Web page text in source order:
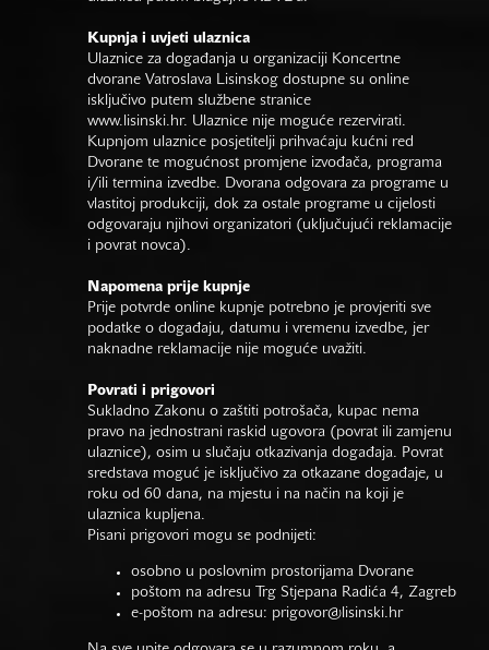
Kupnja i uvjeti ulaznica
Ulaznice za događanja u organizaciji Koncertne
dvorane Vatroslava Lisinskog dostupne su online
isključivo putem službene stranice
www.lisinski.hr. Ulaznice nije moguće rezervirati.
Kupnjom ulaznice posjetitelji prihvaćaju kućni red
Dvorane te mogućnost promjene izvođača, programa
i/ili termina izvedbe. Dvorana odgovara za programe u
vlastitoj produkciji, dok za ostale programe u cijelosti
odgovaraju njihovi organizatori (uključujući reklamacije
i povrat novca).
Napomena prije kupnje
Prije potvrde online kupnje potrebno je provjeriti sve
podatke o događaju, datumu i vremenu izvedbe, jer
naknadne reklamacije nije moguće uvažiti.
Povrati i prigovori
Sukladno Zakonu o zaštiti potrošača, kupac nema
pravo na jednostrani raskid ugovora (povrat ili zamjenu
ulaznice), osim u slučaju otkazivanja događaja. Povrat
sredstava moguć je isključivo za otkazane događaje, u
roku od 60 dana, na mjestu i na način na koji je
ulaznica kupljena.
Pisani prigovori mogu se podnijeti:
osobno u poslovnim prostorijama Dvorane
poštom na adresu Trg Stjepana Radića 4, Zagreb
e-poštom na adresu: prigovor@lisinski.hr